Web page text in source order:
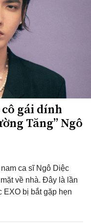
gái dính
Tăng” Ngô
ca sĩ Ngô Diệc
về nhà. Đây là lần
EXO bị bắt gặp hẹn